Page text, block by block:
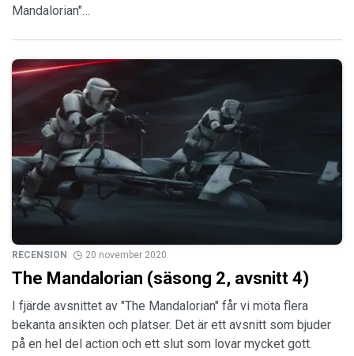
Mandalorian"…
RECENSION 20 november 2020
The Mandalorian (säsong 2, avsnitt 4)
I fjärde avsnittet av "The Mandalorian" får vi möta flera
bekanta ansikten och platser. Det är ett avsnitt som bjuder
på en hel del action och ett slut som lovar mycket gott.